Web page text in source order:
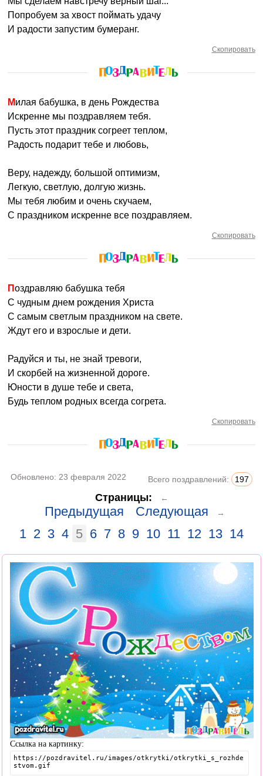
Попробуем за хвост поймать удачу
И радости запустим бумеранг.
Скопировать
Милая бабушка, в день Рождества
Искренне мы поздравляем тебя.
Пусть этот праздник согреет теплом,
Радость подарит тебе и любовь,
Веру, надежду, большой оптимизм,
Легкую, светлую, долгую жизнь.
Мы тебя любим и очень скучаем,
С праздником искренне все поздравляем.
Скопировать
Поздравляю бабушка тебя
С чудным днем рождения Христа
С самым светлым праздником на свете.
Ждут его и взрослые и дети.
Радуйся и ты, не знай тревоги,
И скорбей на жизненной дороге.
Юности в душе тебе и света,
Будь теплом родных всегда согрета.
Скопировать
Обновлено: 23 февраля 2022 Всего поздравлений: 197
Страницы: ←
Предыдущая Следующая →
1 2 3 4 5 6 7 8 9 10 11 12 13 14
Ссылка на картинку: